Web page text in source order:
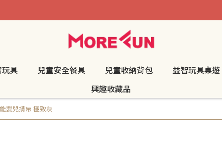
具 兒童安全餐具 兒童收納背包 益智玩具桌遊
興趣收藏品
嬰兒揹帶 極致灰